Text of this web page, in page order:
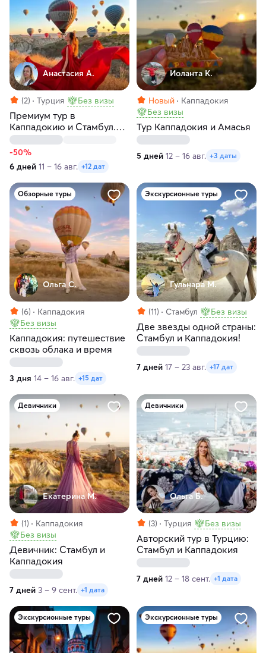
Анастасия А.
(2) Турция Без визы
Премиум тур в
Каппадокию и Стамбул.
Приватная яхта на
Босфоре
-50%
6 дней 11 – 16 авг. +12 дат
Иоланта К.
Новый
Каппадокия
Без визы
Тур Каппадокия и Амасья
5 дней 12 – 16 авг. +3 даты
Обзорные туры
Ольга С.
(6)
Каппадокия
Без визы
Каппадокия: путешествие
сквозь облака и время
3 дня 14 – 16 авг. +15 дат
Экскурсионные туры
Гульнара М.
(11) Стамбул Без визы
Две звезды одной страны:
Стамбул и Каппадокия!
7 дней 17 – 23 авг. +17 дат
Девичники
Екатерина М.
(1)
Каппадокия
Без визы
Девичник: Стамбул и
Каппадокия
7 дней 3 – 9 сент. +1 дата
Девичники
Ольга Б.
(3) Турция Без визы
Авторский тур в Турцию:
Стамбул и Каппадокия
7 дней 12 – 18 сент. +1 дата
Экскурсионные туры Экскурсионные туры